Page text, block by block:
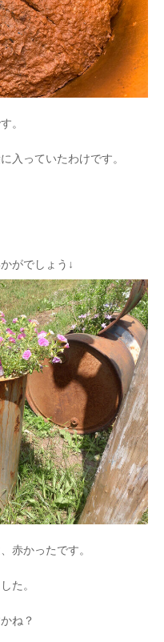
。
入っていたわけです。
がでしょう↓
赤かったです。
た。
ね？